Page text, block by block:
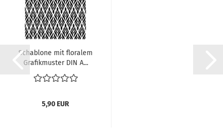
Schablone mit floralem
Grafikmuster DIN A...
5,90 EUR